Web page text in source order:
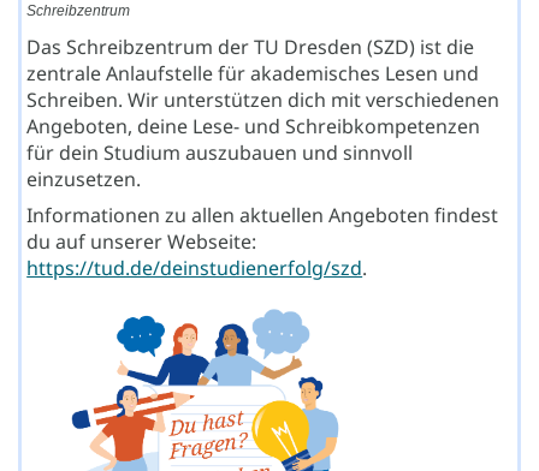
Schreibzentrum
Das Schreibzentrum der TU Dresden (SZD) ist die
zentrale Anlaufstelle für akademisches Lesen und
Schreiben. Wir unterstützen dich mit verschiedenen
Angeboten, deine Lese- und Schreibkompetenzen
für dein Studium auszubauen und sinnvoll
einzusetzen.
Informationen zu allen aktuellen Angeboten findest
du auf unserer Webseite:
https://tud.de/deinstudienerfolg/szd.